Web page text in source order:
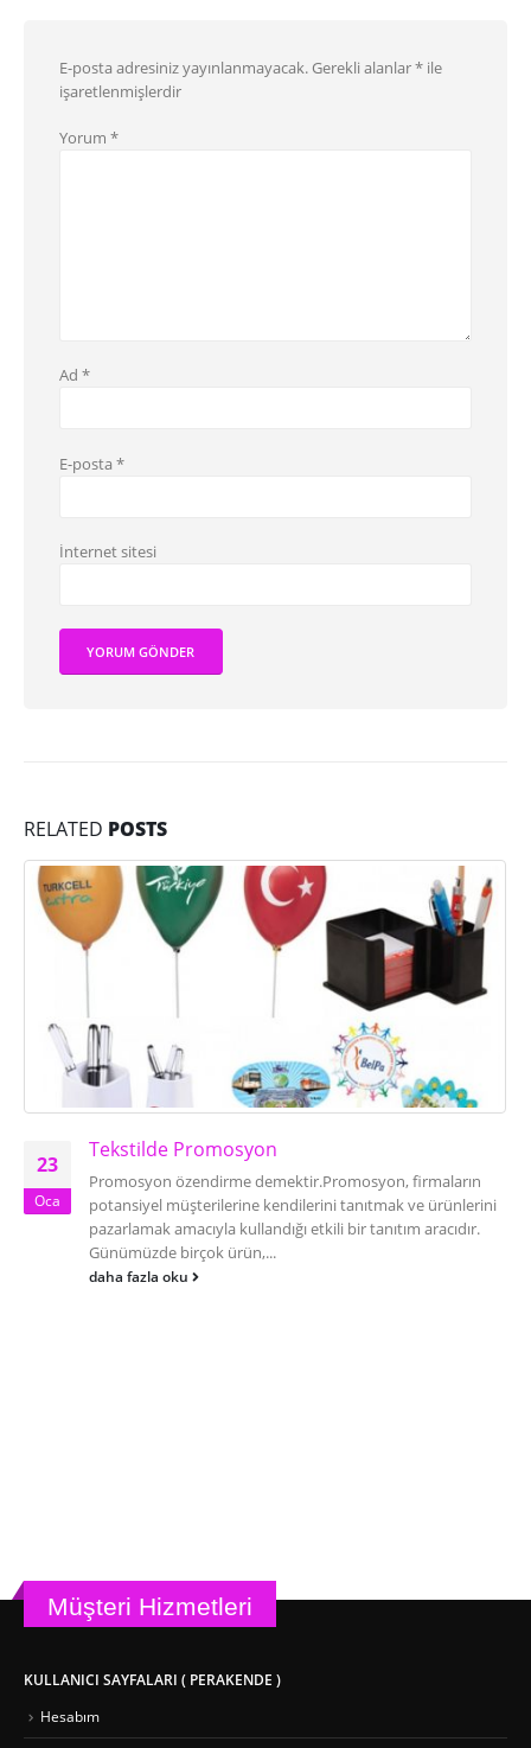
E-posta adresiniz yayınlanmayacak. Gerekli alanlar* ile
işaretlenmişlerdir
Yorum *
Ad *
E-posta *
İnternet sitesi
RELATED POSTS
23
Oca
Tekstilde Promosyon
Promosyon özendirme demektir.Promosyon, firmaların
potansiyel müşterilerine kendilerini tanıtmak ve ürünlerini
pazarlamak amacıyla kullandığı etkili bir tanıtım aracıdır.
Günümüzde birçok ürün,...
daha fazla oku
Müşteri Hizmetleri
KULLANICI SAYFALARI ( PERAKENDE )
Hesabım